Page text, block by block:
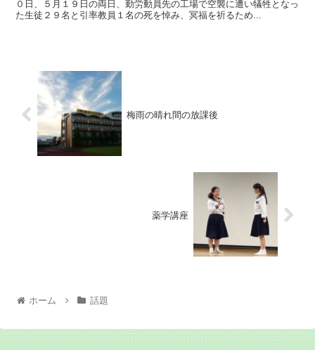
０日、５月１９日の両日、勤労動員先の工場で空襲に遭い犠牲となっ
た生徒２９名と引率教員１名の死を悼み、冥福を祈るため...
梅雨の晴れ間の放課後
薬学講座
ホーム 話題